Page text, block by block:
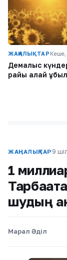
ЖАҢАЛЫҚТАР Кеше,
Демалыс
райы қалай
ЖАҢАЛЫҚТАР 9
1
шудың
Марал Әділ